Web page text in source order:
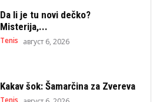
Da li je tu novi dečko?
Misterija,...
Tenis август 6, 2026
Kakav šok: Šamarčina za Zvereva